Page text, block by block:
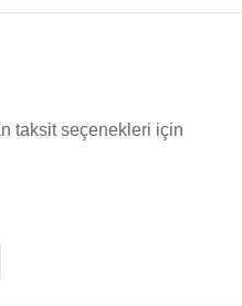
taksit seçenekleri için